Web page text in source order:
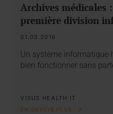
Archives médicales
première division
01.03.2016
Un système informatique
bien fonctionner sans
VISUS HEALTH IT
EN SAVOIR PLUS